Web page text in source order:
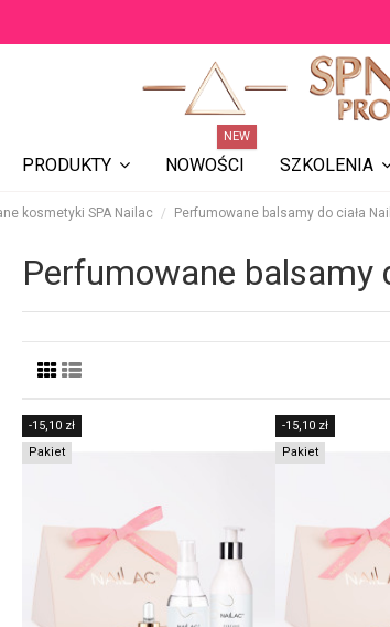
PRODUKTY NOWOŚCI
NEW
SZKOLENIA
kosmetyki SPA Nailac Perfumowane balsamy do ciała
Perfumowane balsamy
-15,10 zł
Pakiet
-15,10 zł
Pakiet